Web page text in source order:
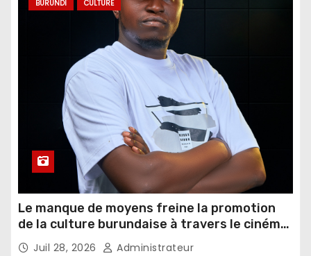
BURUNDI CULTURE
Le manque de moyens freine la promotion
de la culture burundaise à travers le cinéma,
selon un réalisateur
Juil 28, 2026 Administrateur